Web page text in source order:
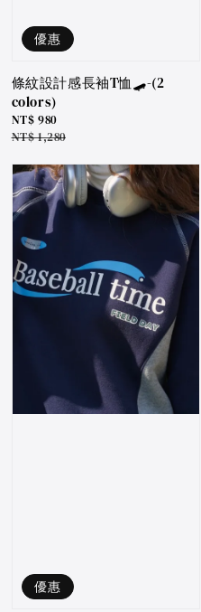
優惠
條紋設計感長袖T恤🛹-(2
colors)
Sale
price
NT$ 980
Regular
NT$ 1,280
優惠